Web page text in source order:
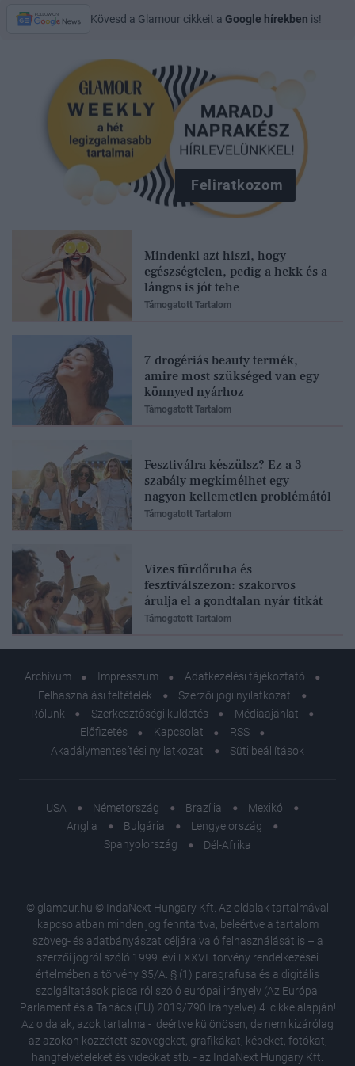
Kövesd a Glamour cikkeit a Google hírekben is!
Feliratkozom
Mindenki azt hiszi, hogy
egészségtelen, pedig a hekk és a
lángos is jót tehe
Támogatott Tartalom
7 drogériás beauty termék,
amire most szükséged van egy
könnyed nyárhoz
Támogatott Tartalom
Fesztiválra készülsz? Ez a 3
szabály megkímélhet egy
nagyon kellemetlen problémától
Támogatott Tartalom
Vizes fürdőruha és
fesztiválszezon: szakorvos
árulja el a gondtalan nyár titkát
Támogatott Tartalom
Archívum Impresszum
Adatkezelési tájékoztató
Felhasználási feltételek
Szerzői jogi nyilatkozat
Rólunk
Szerkesztőségi küldetés
Médiaajánlat
Előfizetés
Kapcsolat
RSS
Akadálymentesítési nyilatkozat
Süti beállítások
USA Németország Brazília
Mexikó
Anglia
Bulgária
Lengyelország
Spanyolország
Dél-Afrika
© glamour.hu © IndaNext Hungary Kft. Az oldalak tartalmával
kapcsolatban minden jog fenntartva, beleértve a tartalom
szöveg- és adatbányászat céljára való felhasználását is – a
szerzői jogról szóló 1999. évi LXXVI. törvény rendelkezései
értelmében a törvény 35/A. § (1) paragrafusa és a digitális
szolgáltatások piacairól szóló európai irányelv (Az Európai
Parlament és a Tanács (EU) 2019/790 Irányelve) 4. cikke alapján!
Az oldalak, azok tartalma - ideértve különösen, de nem kizárólag
az azokon közzétett szövegeket, grafikákat, képeket, fotókat,
hangfelvételeket és videókat stb. - az IndaNext Hungary Kft.